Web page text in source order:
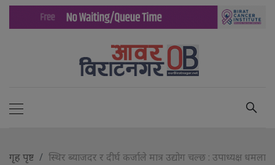
गृह पृष्ट स्थिर ब्याजदर र दीर्घ कर्जाले मात्र उद्योग चल्छ : उपाध्यक्ष धमला